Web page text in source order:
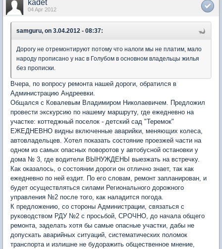
kadet
04 Apr 2012
samguru, on 3.04.2012 - 08:37:
Дорогу не отремонтируют потому что налоги мы не платим, мало
народу прописано у нас в Голубом в основном владельцы жилья
без прописки.
Вчера, по вопросу ремонта нашей дороги, обратился в
Администрацию Андреевки.
Общался с Ковалевым Владимиром Николаевичем. Предложил
провести экскурсию по нашему маршруту, где ежедневно на
участке: коттеджный поселок - детский сад "Теремок"
ЕЖЕДНЕВНО видны включенные аварийки, меняющих колеса,
автовладельцев. Хотел показать состояние проезжей части на
одном из самых опасных поворотов у автобусной остановки у
дома № 3, где водители ВЫНУЖДЕНЫ выезжать на встречку.
Как оказалось, о состоянии дороги он отлично знает, так как
ежедневно по ней ездит. По его словам, ремонт запланирован, и
будет осуществляться силами Регионального дорожного
управления №2 после того, как наладится погода.
К предложению, со стороны Администрации, связаться с
руководством РДУ №2 с просьбой, СРОЧНО, до начала общего
ремонта, заделать хотя бы самые опасные участки, дабы не
допускать аварийных ситуаций, систематических поломок
транспорта и излишне не будоражить общественное мнение,